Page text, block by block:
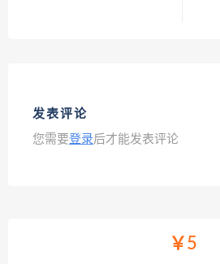
发表评论
您需要登录后才能发表评论
￥5